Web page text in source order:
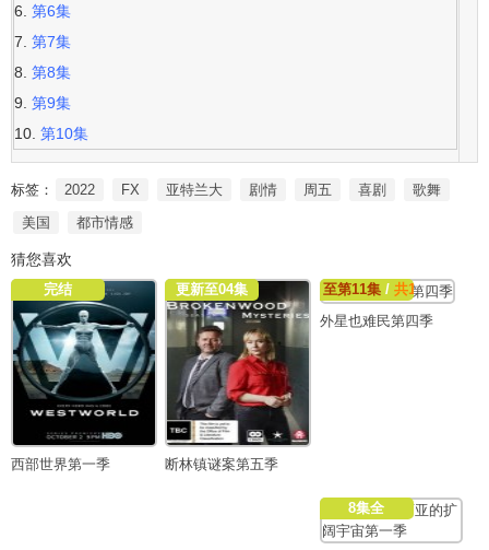
第6集
第7集
第8集
第9集
第10集
标签： 2022 FX 亚特兰大 剧情 周五 喜剧
歌舞
美国
都市情感
猜您喜欢
完结
西部世界第一季
更新至04集
断林镇谜案第五季
至第11集/ 共11集
外星也难民第四季
8集全